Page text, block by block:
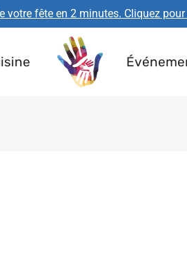
votre fête en 2 minutes. Cliquez